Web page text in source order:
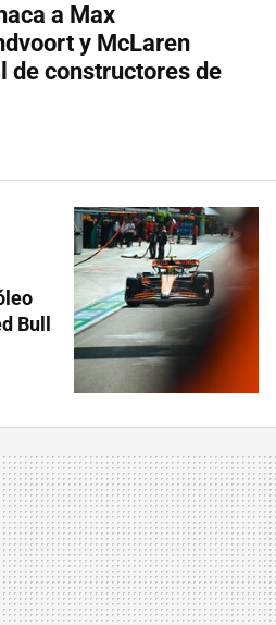
a Max
y McLaren
de constructores de
Bull